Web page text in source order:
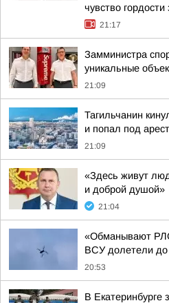
чувство
21:17
Замминистра
уникальные
21:09
Тагильчанин
и попал под арест
21:09
«Здесь живут
и доброй душой»
21:04
«Обманывают
ВСУ долетели до
20:53
В Екатеринбурге